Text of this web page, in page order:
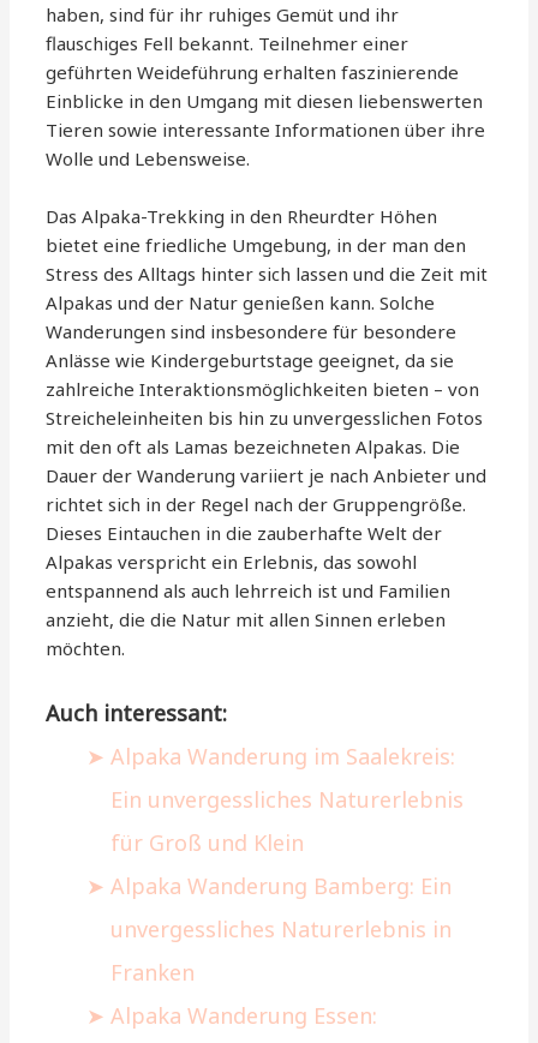
haben, sind für ihr ruhiges Gemüt und ihr
flauschiges Fell bekannt. Teilnehmer einer
geführten Weideführung erhalten faszinierende
Einblicke in den Umgang mit diesen liebenswerten
Tieren sowie interessante Informationen über ihre
Wolle und Lebensweise.
Das Alpaka-Trekking in den Rheurdter Höhen
bietet eine friedliche Umgebung, in der man den
Stress des Alltags hinter sich lassen und die Zeit mit
Alpakas und der Natur genießen kann. Solche
Wanderungen sind insbesondere für besondere
Anlässe wie Kindergeburtstage geeignet, da sie
zahlreiche Interaktionsmöglichkeiten bieten – von
Streicheleinheiten bis hin zu unvergesslichen Fotos
mit den oft als Lamas bezeichneten Alpakas. Die
Dauer der Wanderung variiert je nach Anbieter und
richtet sich in der Regel nach der Gruppengröße.
Dieses Eintauchen in die zauberhafte Welt der
Alpakas verspricht ein Erlebnis, das sowohl
entspannend als auch lehrreich ist und Familien
anzieht, die die Natur mit allen Sinnen erleben
möchten.
Auch interessant:
Alpaka Wanderung im Saalekreis:
Ein unvergessliches Naturerlebnis
für Groß und Klein
Alpaka Wanderung Bamberg: Ein
unvergessliches Naturerlebnis in
Franken
Alpaka Wanderung Essen: